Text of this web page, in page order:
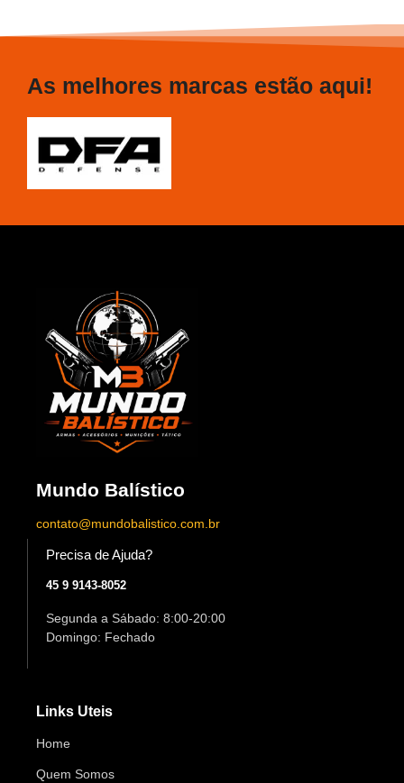
As melhores marcas estão aqui!
Mundo Balístico
contato@mundobalistico.com.br
Precisa de Ajuda?
45 9 9143-8052
Segunda a Sábado: 8:00-20:00
Domingo: Fechado
Links Uteis
Home
Quem Somos